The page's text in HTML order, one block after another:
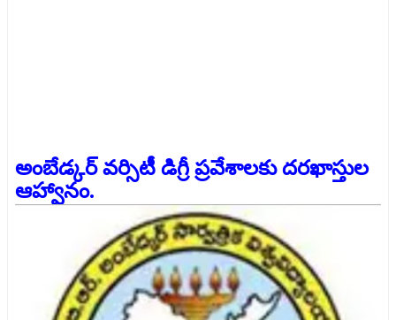
అంబేడ్కర్ వర్సిటీ డిగ్రీ ప్రవేశాలకు దరఖాస్తుల
ఆహ్వానం.